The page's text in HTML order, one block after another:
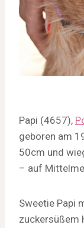
Papi (4657),
geboren am
50cm und
– auf
Sweetie Papi
zuckersüßem